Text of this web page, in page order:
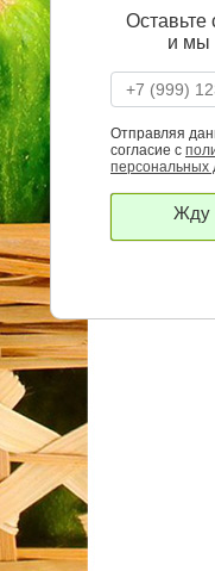
Оставьте
и мы
Отправляя
согласие с
персональных
Жду